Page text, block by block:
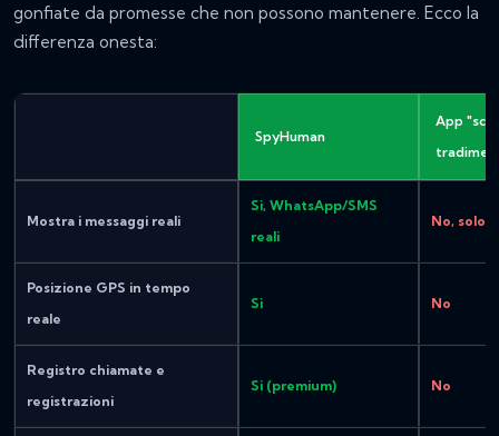
gonfiate da promesse che non possono mantenere. Ecco la
differenza onesta:
SpyHuman
App
Mostra i messaggi reali
Sì, WhatsApp/SMS
reali
No, solo
Posizione GPS in tempo
reale
Sì No
Registro chiamate e
registrazioni
Si (premium) No